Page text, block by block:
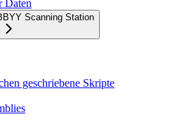
Daten
Scanning Station
geschriebene Skripte